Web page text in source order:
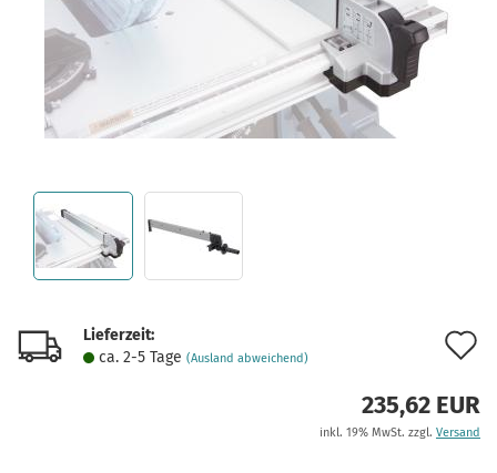
Lieferzeit:
ca. 2-5 Tage (Ausland abweichend)
235,62 EUR
inkl. 19% MwSt. zzgl. Versand